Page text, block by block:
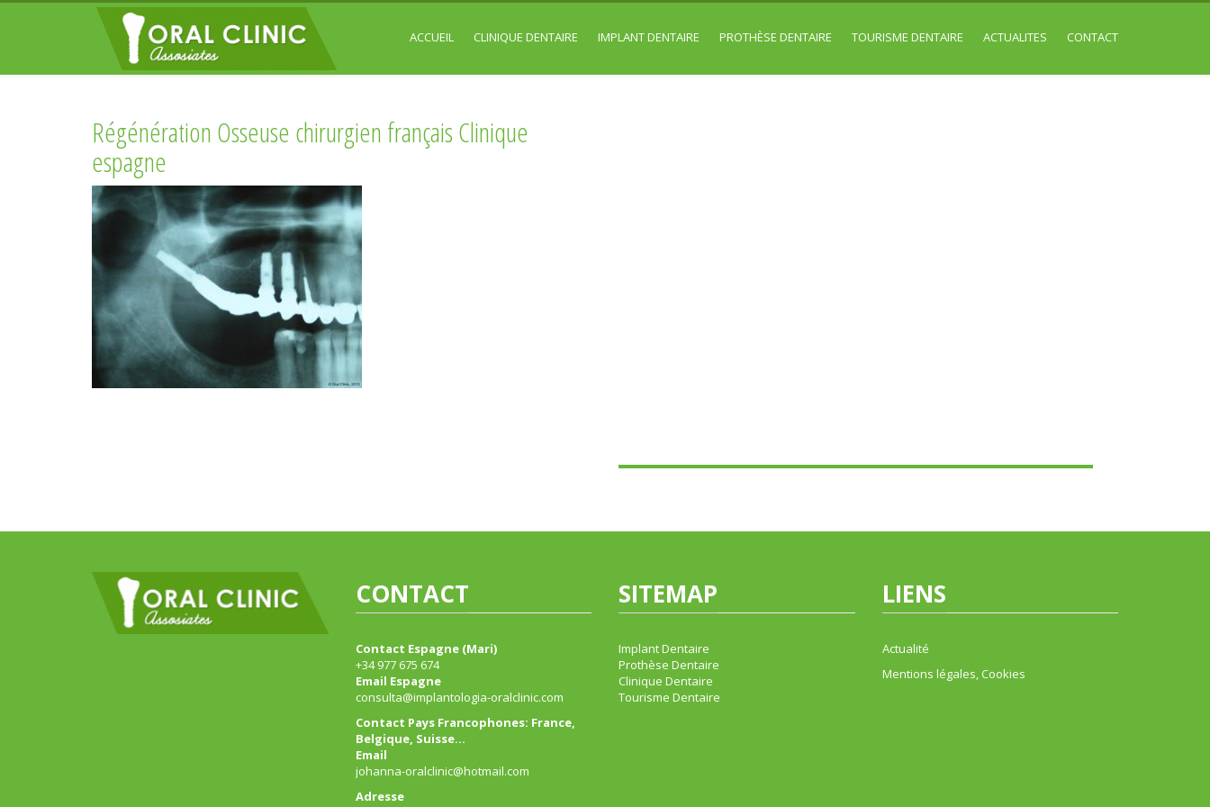
ACCUEIL CLINIQUE DENTAIRE IMPLANT DENTAIRE PROTHÈSE DENTAIRE TOURISME DENTAIRE ACTUALITES CONTACT
Régénération Osseuse chirurgien français Clinique
espagne
CONTACT
Contact Espagne (Mari)
+34 977 675 674
Email Espagne
consulta@implantologia-oralclinic.com
Contact Pays Francophones: France,
Belgique, Suisse…
Email
johanna-oralclinic@hotmail.com
Adresse
SITEMAP
Implant Dentaire
Prothèse Dentaire
Clinique Dentaire
Tourisme Dentaire
LIENS
Actualité
Mentions légales, Cookies